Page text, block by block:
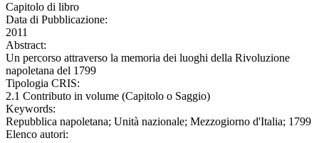
Capitolo di libro
Data di Pubblicazione:
2011
Abstract:
Un percorso attraverso la memoria dei luoghi della Rivoluzione
napoletana del 1799
Tipologia CRIS:
2.1 Contributo in volume (Capitolo o Saggio)
Keywords:
Repubblica napoletana; Unità nazionale; Mezzogiorno d'Italia; 1799
Elenco autori: